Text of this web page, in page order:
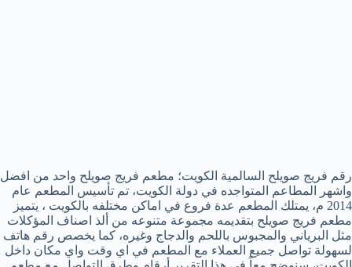
رقم فريج صويلح السالمية الكويت؛ مطعم فريج صويلح واحد من افضل
واشهر المطاعم المتواجده في دولة الكويت، تم تأسيس المطعم عام
2014 م، يمتلك المطعم عدة فروع في اماكن مختلفه بالكويت ، يتميز
مطعم فريج صويلح بتقديمه مجموعة متنوعه من ألذ اصناف المؤكلات
مثل البرياني والمجبوس باللحم والدجاج وغيره، كما يخصص رقم هاتف
لسهولة تواصل جميع العملاء مع المطعم في اي وقت واي مكان داخل